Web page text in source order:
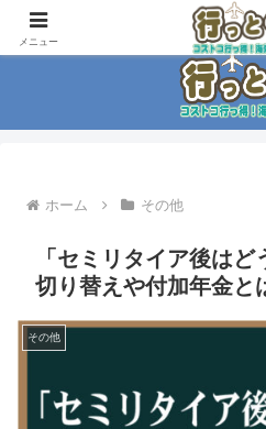
コストコ大好き家族が
ホーム その他
「セミリタイア後は
切り替えや付加年金と
その他
メニュー